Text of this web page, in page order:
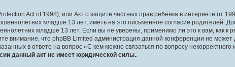
Act of 1998), или Акт о защите частных прав ребёнка в интернете от
младше 13 лет, иметь на это письменное согласие родителей.
младше 13 лет. Если вы не уверены, применимо ли это к вам, как к
внимание, что phpBB Limited администрация данной конференции не
в ответе на вопрос «С кем можно связаться по вопросу
данный акт не имеет юридической силы.